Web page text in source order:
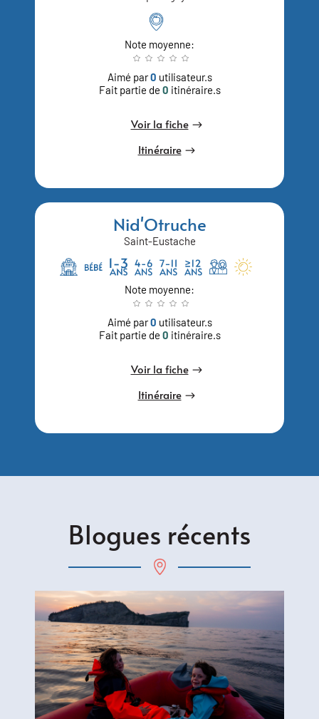
Note moyenne:
Aimé par0 utilisateur.s
Fait partie de 0 itinéraire.s
Voir la fiche
Itinéraire
Nid'Otruche
Saint-Eustache
Note moyenne:
Aimé par0 utilisateur.s
Fait partie de 0 itinéraire.s
Voir la fiche
Itinéraire
Blogues récents